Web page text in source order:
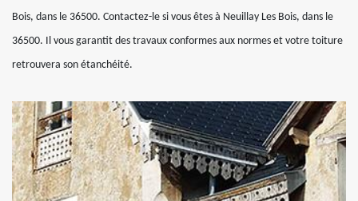
Bois, dans le 36500. Contactez-le si vous êtes à Neuillay Les Bois, dans le
36500. Il vous garantit des travaux conformes aux normes et votre toiture
retrouvera son étanchéité.